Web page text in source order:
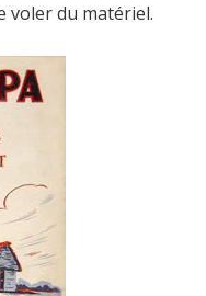
voler du matériel.